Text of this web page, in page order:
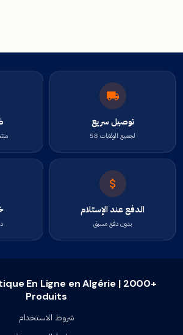
توصيل سريع
لجميع الولايات 58
الدفع عند الإستلام
بدون دفع مسبق
En Ligne en Algérie | 2000+
Produits
شروط الاستخدام